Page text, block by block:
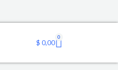
$ 0,00
0
Cart